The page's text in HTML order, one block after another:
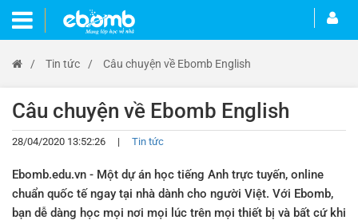
/ Tin tức / Câu chuyện về Ebomb English
Câu chuyện về Ebomb English
28/04/2020 13:52:26 | Tin tức
Ebomb.edu.vn - Một dự án học tiếng Anh trực tuyến, online
chuẩn quốc tế ngay tại nhà dành cho người Việt. Với Ebomb,
bạn dễ dàng học mọi nơi mọi lúc trên mọi thiết bị và bất cứ khi